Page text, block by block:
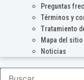
Preguntas
Términos y
Tratamiento
Mapa del sitio
Noticias